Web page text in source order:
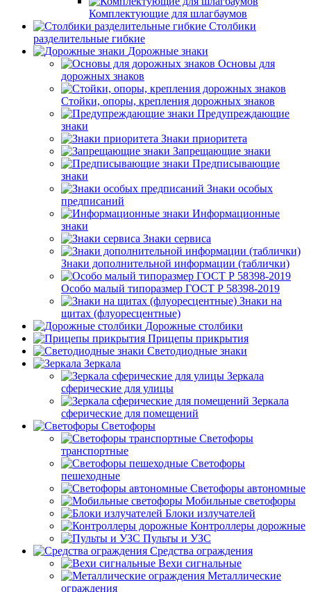
Комплектующие для шлагбаумов
Столбики
разделительные гибкие
Дорожные знаки
Основы для
дорожных знаков
Стойки, опоры, крепления дорожных знаков
Предупреждающие
знаки
Знаки приоритета
Запрещающие знаки
Предписывающие
знаки
Знаки особых
предписаний
Информационные
знаки
Знаки сервиса
Знаки дополнительной информации (таблички)
Особо малый типоразмер ГОСТ Р 58398-2019
Знаки на
щитах (флуоресцентные)
Дорожные столбики
Прицепы прикрытия
Светодиодные знаки
Зеркала
Зеркала
сферические для улицы
Зеркала
сферические для помещений
Светофоры
Светофоры
транспортные
Светофоры
пешеходные
Светофоры автономные
Мобильные светофоры
Блоки излучателей
Контроллеры дорожные
Пульты и УЗС
Средства ограждения
Вехи сигнальные
Металлические
ограждения